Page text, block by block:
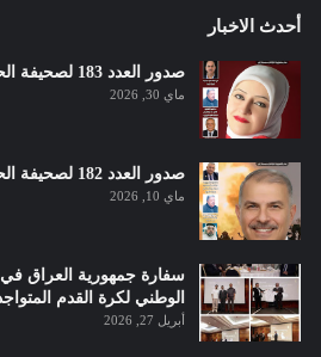
أحدث الاخبار
صدور العدد 183 لصحيفة الحدث الاسبوعي من لندن
ماي 30, 2026
صدور العدد 182 لصحيفة الحدث الاسبوعي من لندن
ماي 10, 2026
سفارة جمهورية العراق
الوطني لكرة القدم
أبريل 27, 2026